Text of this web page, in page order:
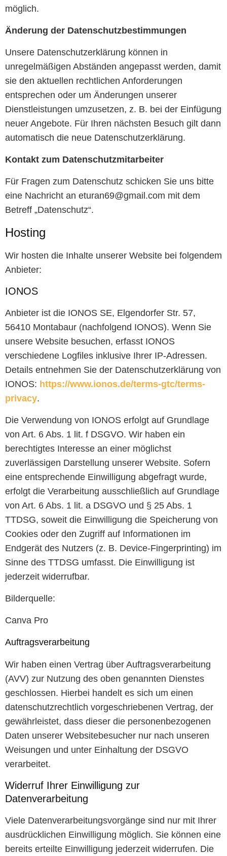
möglich.
Änderung der Datenschutzbestimmungen
Unsere Datenschutzerklärung können in
unregelmäßigen Abständen angepasst werden, damit
sie den aktuellen rechtlichen Anforderungen
entsprechen oder um Änderungen unserer
Dienstleistungen umzusetzen, z. B. bei der Einfügung
neuer Angebote. Für Ihren nächsten Besuch gilt dann
automatisch die neue Datenschutzerklärung.
Kontakt zum Datenschutzmitarbeiter
Für Fragen zum Datenschutz schicken Sie uns bitte
eine Nachricht an eturan69@gmail.com mit dem
Betreff „Datenschutz“.
Hosting
Wir hosten die Inhalte unserer Website bei folgendem
Anbieter:
IONOS
Anbieter ist die IONOS SE, Elgendorfer Str. 57,
56410 Montabaur (nachfolgend IONOS). Wenn Sie
unsere Website besuchen, erfasst IONOS
verschiedene Logfiles inklusive Ihrer IP-Adressen.
Details entnehmen Sie der Datenschutzerklärung von
IONOS: https://www.ionos.de/terms-gtc/terms-
privacy.
Die Verwendung von IONOS erfolgt auf Grundlage
von Art. 6 Abs. 1 lit. f DSGVO. Wir haben ein
berechtigtes Interesse an einer möglichst
zuverlässigen Darstellung unserer Website. Sofern
eine entsprechende Einwilligung abgefragt wurde,
erfolgt die Verarbeitung ausschließlich auf Grundlage
von Art. 6 Abs. 1 lit. a DSGVO und § 25 Abs. 1
TTDSG, soweit die Einwilligung die Speicherung von
Cookies oder den Zugriff auf Informationen im
Endgerät des Nutzers (z. B. Device-Fingerprinting) im
Sinne des TTDSG umfasst. Die Einwilligung ist
jederzeit widerrufbar.
Bilderquelle:
Canva Pro
Auftragsverarbeitung
Wir haben einen Vertrag über Auftragsverarbeitung
(AVV) zur Nutzung des oben genannten Dienstes
geschlossen. Hierbei handelt es sich um einen
datenschutzrechtlich vorgeschriebenen Vertrag, der
gewährleistet, dass dieser die personenbezogenen
Daten unserer Websitebesucher nur nach unseren
Weisungen und unter Einhaltung der DSGVO
verarbeitet.
Widerruf Ihrer Einwilligung zur
Datenverarbeitung
Viele Datenverarbeitungsvorgänge sind nur mit Ihrer
ausdrücklichen Einwilligung möglich. Sie können eine
bereits erteilte Einwilligung jederzeit widerrufen. Die